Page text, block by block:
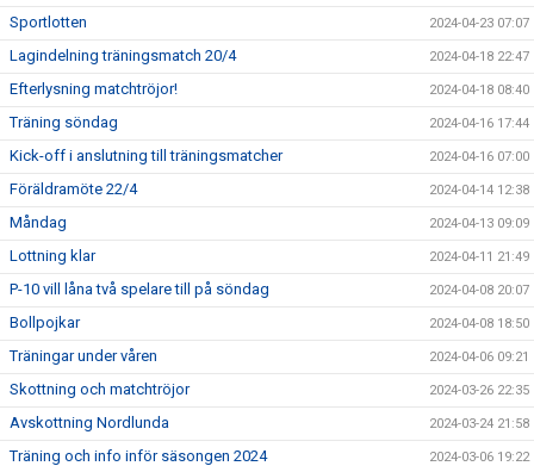
Sportlotten 2024-04-23 07:07
Lagindelning träningsmatch 20/4 2024-04-18 22:47
Efterlysning matchtröjor! 2024-04-18 08:40
Träning söndag 2024-04-16 17:44
Kick-off i anslutning till träningsmatcher 2024-04-16 07:00
Föräldramöte 22/4 2024-04-14 12:38
Måndag 2024-04-13 09:09
Lottning klar 2024-04-11 21:49
P-10 vill låna två spelare till på söndag 2024-04-08 20:07
Bollpojkar 2024-04-08 18:50
Träningar under våren 2024-04-06 09:21
Skottning och matchtröjor 2024-03-26 22:35
Avskottning Nordlunda 2024-03-24 21:58
Träning och info inför säsongen 2024 2024-03-06 19:22